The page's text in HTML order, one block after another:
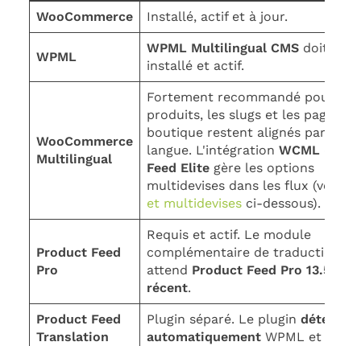
WooCommerce Installé, actif et à jour.
WPML
WPML Multilingual CMS doit être
installé et actif.
WooCommerce
Multilingual
Fortement recommandé pour
produits, les slugs et les pages
boutique restent alignés par
langue. L'intégration WCML
Feed Elite gère les options
multidevises dans les flux (voir
et multidevises ci-dessous).
Product Feed
Pro
Requis et actif. Le module
complémentaire de traduction
attend Product Feed Pro 13.5.3
récent.
Product Feed
Translation
Plugin séparé. Le plugin détecte
automatiquement WPML et